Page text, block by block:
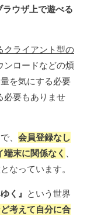
ウザ上で遊べる
クライアント型の
ンロードなどの煩
を気にする必要
必要もありませ
、 会員登録なし
末に関係なく 、
なっています。
く』 という世界
考えて自分に合